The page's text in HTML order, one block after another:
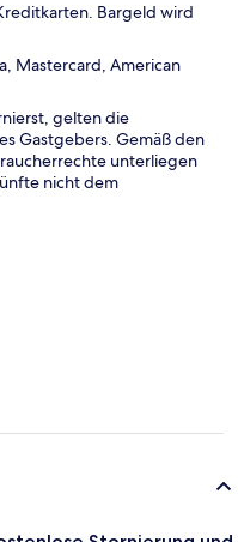
Bargeld wird
Mastercard, American
gelten die
Gastgebers. Gemäß den
unterliegen
nicht dem